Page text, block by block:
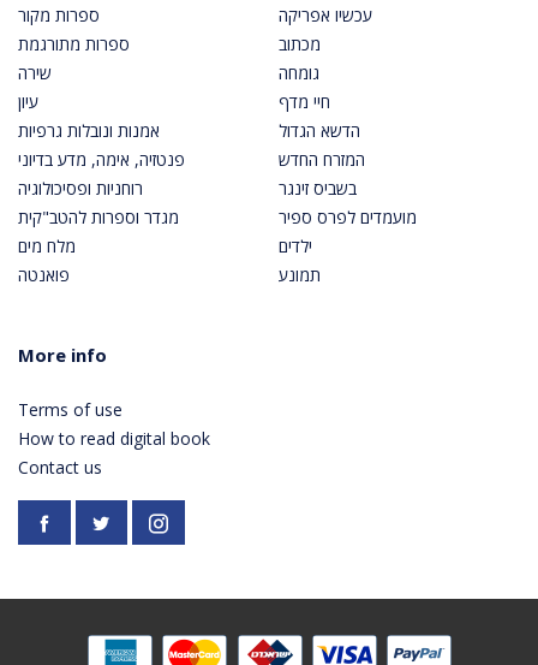
ספרות מקור
ספרות מתורגמת
שירה
עיון
אמנות ונובלות גרפיות
פנטזיה, אימה, מדע בדיוני
רוחניות ופסיכולוגיה
מגדר וספרות להטב"קית
מלח מים
פואנטה
עכשיו אפריקה
מכתוב
גומחה
חיי מדף
הדשא הגדול
המזרח החדש
בשביס זינגר
מועמדים לפרס ספיר
ילדים
תמונע
More info
Terms of use
How to read digital book
Contact us
Facebookhttps://twitter.com/PardesPublish
Instagram